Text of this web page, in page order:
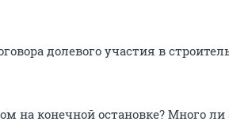
долевого участия в
на конечной остановке? Много ли